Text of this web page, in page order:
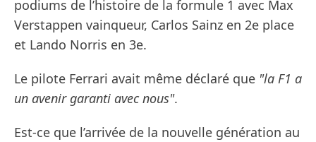
podiums de l’histoire de la formule 1 avec Max
Verstappen vainqueur, Carlos Sainz en 2e place
et Lando Norris en 3e.
Le pilote Ferrari avait même déclaré que "la F1 a
un avenir garanti avec nous".
Est-ce que l’arrivée de la nouvelle génération au